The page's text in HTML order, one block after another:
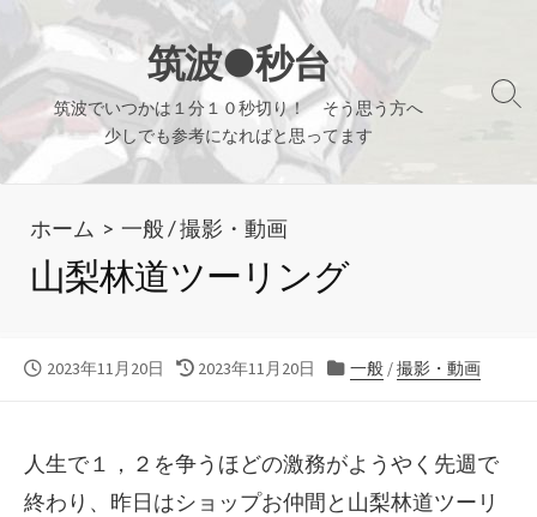
テ
ン
ツ
筑波●秒台
筑波でいつかは１分１０秒切り！ そう思う方へ
少しでも参考になればと思ってます
検
り
ホーム >一般/撮影・動画
山梨林道ツーリング
公
2023年11月20日
最
新
日
2023年11月20日
カ
リ
ー
一般 /撮影・動画
人生で１，２を争うほどの激務がようやく先週で
終わり、昨日はショップお仲間と山梨林道ツーリ